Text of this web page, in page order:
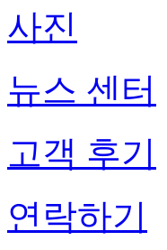
사진
뉴스 센터
고객 후기
연락하기